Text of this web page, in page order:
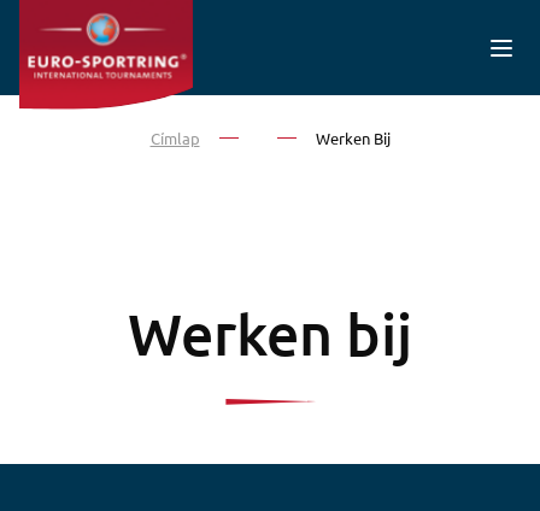
Ugrás a tartalomra
Címlap Werken Bij
Werken bij